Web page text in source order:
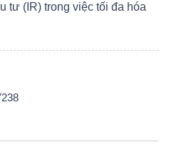
tư (IR) trong việc tối đa hóa